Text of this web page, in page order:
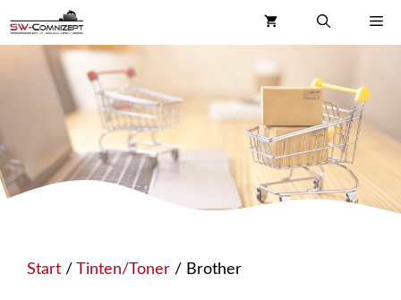
Inhalt
springen
Start / Tinten/Toner / Brother